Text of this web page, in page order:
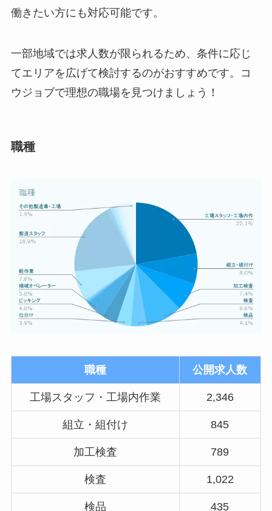
働きたい方にも対応可能です。
一部地域では求人数が限られるため、条件に応じ
てエリアを広げて検討するのがおすすめです。コ
ウジョブで理想の職場を見つけましょう！
職種
職種 公開求人数
工場スタッフ・工場内作業 2,346
組立・組付け 845
加工検査 789
検査 1,022
検品 435